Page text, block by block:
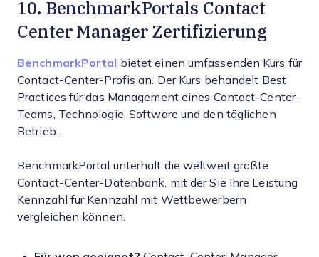
10. BenchmarkPortals Contact
Center Manager Zertifizierung
BenchmarkPortal bietet einen umfassenden Kurs für
Contact-Center-Profis an. Der Kurs behandelt Best
Practices für das Management eines Contact-Center-
Teams, Technologie, Software und den täglichen
Betrieb.
BenchmarkPortal unterhält die weltweit größte
Contact-Center-Datenbank, mit der Sie Ihre Leistung
Kennzahl für Kennzahl mit Wettbewerbern
vergleichen können.